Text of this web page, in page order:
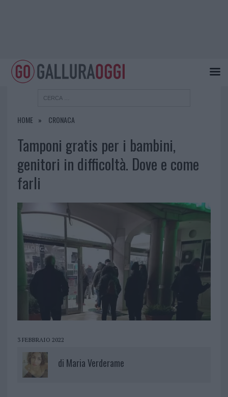
HOME CRONACA
Tamponi gratis per i bambini,
genitori in difficoltà. Dove e come
farli
3 FEBBRAIO 2022
di Maria Verderame